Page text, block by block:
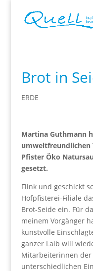
Brot in
ERDE
Martina Guthmann
umweltfreundlichen
Pfister Öko
gesetzt.
Flink und geschickt
Hofpfisterei-Filiale
Brot-Seide ein. Für
meinem Vorgänger
kunstvolle
ganzer Laib will
Mitarbeiterinnen der
unterschiedlichen